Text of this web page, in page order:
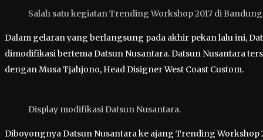
Salah satu kegiatan Trending Workshop 2017 di
Dalam gelaran yang berlangsung pada akhir pekan lalu ini,
dimodifikasi bertema Datsun Nusantara. Datsun Nusantara
dengan Musa Tjahjono, Head Disigner West Coast Custom.
Display modifikasi Datsun Nusantara.
Diboyongnya Datsun Nusantara ke ajang Trending